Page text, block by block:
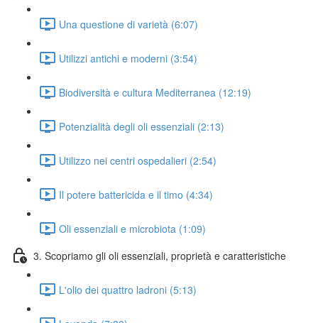
Una questione di varietà (6:07)
Utilizzi antichi e moderni (3:54)
Biodiversità e cultura Mediterranea (12:19)
Potenzialità degli oli essenziali (2:13)
Utilizzo nei centri ospedalieri (2:54)
Il potere battericida e il timo (4:34)
Oli essenziali e microbiota (1:09)
3. Scopriamo gli oli essenziali, proprietà e caratteristiche
L'olio dei quattro ladroni (5:13)